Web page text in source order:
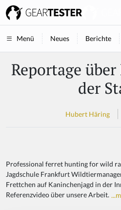
Menü Neues Berichte
Reportage
der
Hubert Häring
Professional ferret hunting for wild
Jagdschule Frankfurt
Frettchen auf Kaninchenjagd in der
Referenzvideo über unsere Arbeit.